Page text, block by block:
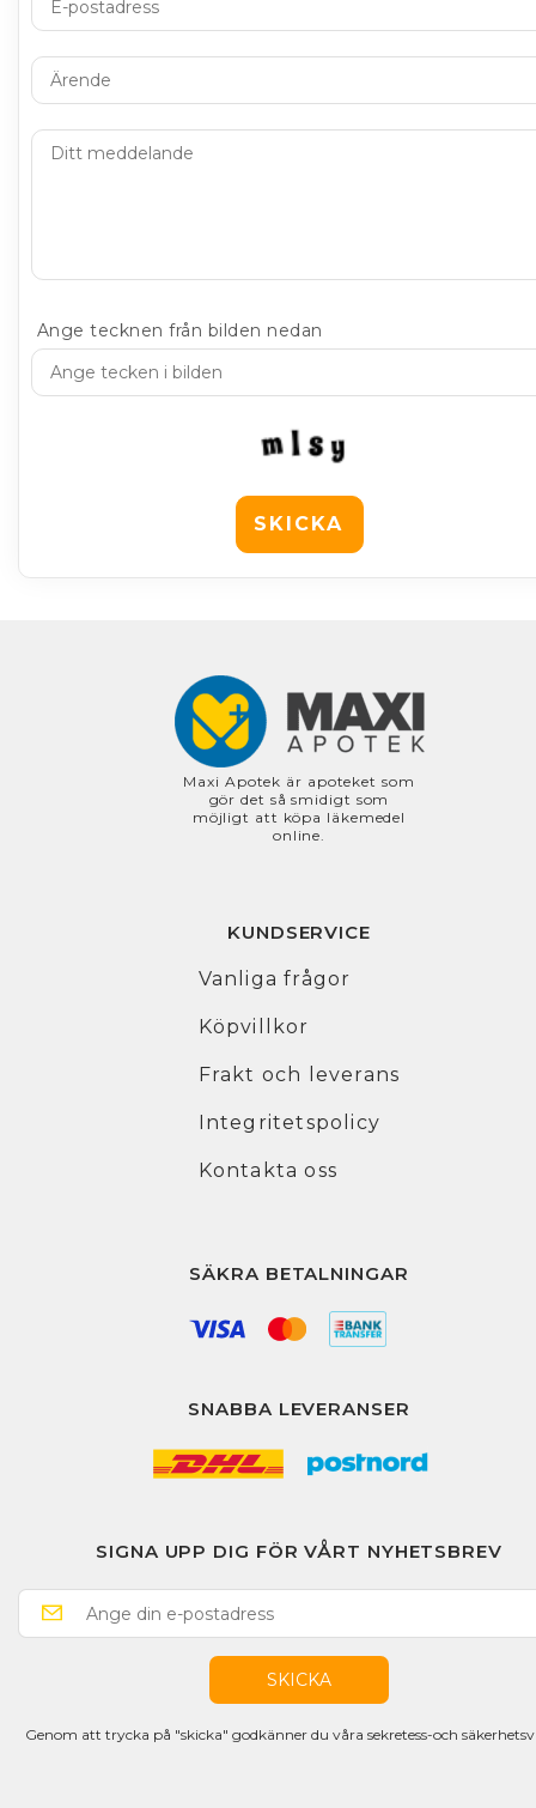
Ange tecknen från bilden nedan
SKICKA
Maxi Apotek är apoteket som
gör det så smidigt som
möjligt att köpa läkemedel
online.
KUNDSERVICE
Vanliga frågor
Köpvillkor
Frakt och leverans
Integritetspolicy
Kontakta oss
SÄKRA BETALNINGAR
SNABBA LEVERANSER
SIGNA UPP DIG FÖR VÅRT NYHETSBREV
SKICKA
Genom att trycka på "skicka" godkänner du våra sekretess-och